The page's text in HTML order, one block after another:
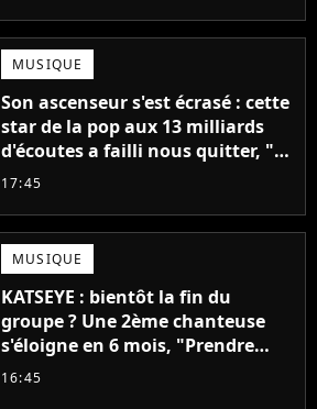
MUSIQUE
Son ascenseur s'est écrasé : cette
star de la pop aux 13 milliards
d'écoutes a failli nous quitter, "Je
pensais ne plus jamais chanter"
17:45
MUSIQUE
KATSEYE : bientôt la fin du
groupe ? Une 2ème chanteuse
s'éloigne en 6 mois, "Prendre
cette décision n’a pas été facile"
16:45